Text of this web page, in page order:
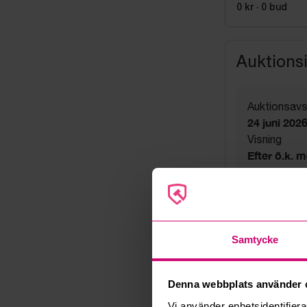
Samtycke
Denna webbplats använder
0 kr · 0 bud
24 juni
Visning
Efter ö.k.
Utlämning
Linta
Export
Företag